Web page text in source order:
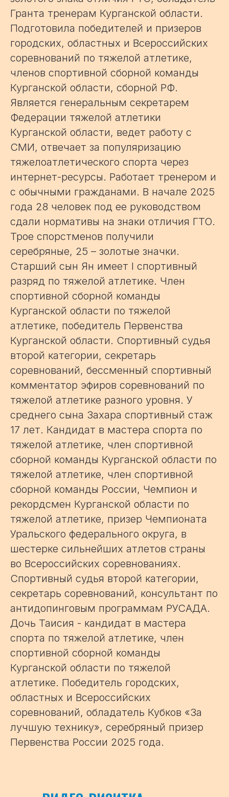
Гранта тренерам Курганской области.
Подготовила победителей и призеров
городских, областных и Всероссийских
соревнований по тяжелой атлетике,
членов спортивной сборной команды
Курганской области, сборной РФ.
Является генеральным секретарем
Федерации тяжелой атлетики
Курганской области, ведет работу с
СМИ, отвечает за популяризацию
тяжелоатлетического спорта через
интернет-ресурсы. Работает тренером и
с обычными гражданами. В начале 2025
года 28 человек под ее руководством
сдали нормативы на знаки отличия ГТО.
Трое спорстменов получили
серебряные, 25 – золотые значки.
Старший сын Ян имеет I спортивный
разряд по тяжелой атлетике. Член
спортивной сборной команды
Курганской области по тяжелой
атлетике, победитель Первенства
Курганской области. Спортивный судья
второй категории, секретарь
соревнований, бессменный спортивный
комментатор эфиров соревнований по
тяжелой атлетике разного уровня. У
среднего сына Захара спортивный стаж
17 лет. Кандидат в мастера спорта по
тяжелой атлетике, член спортивной
сборной команды Курганской области по
тяжелой атлетике, член спортивной
сборной команды России, Чемпион и
рекордсмен Курганской области по
тяжелой атлетике, призер Чемпионата
Уральского федерального округа, в
шестерке сильнейших атлетов страны
во Всероссийских соревнованиях.
Спортивный судья второй категории,
секретарь соревнований, консультант по
антидопинговым программам РУСАДА.
Дочь Таисия - кандидат в мастера
спорта по тяжелой атлетике, член
спортивной сборной команды
Курганской области по тяжелой
атлетике. Победитель городских,
областных и Всероссийских
соревнований, обладатель Кубков «За
лучшую технику», серебряный призер
Первенства России 2025 года.